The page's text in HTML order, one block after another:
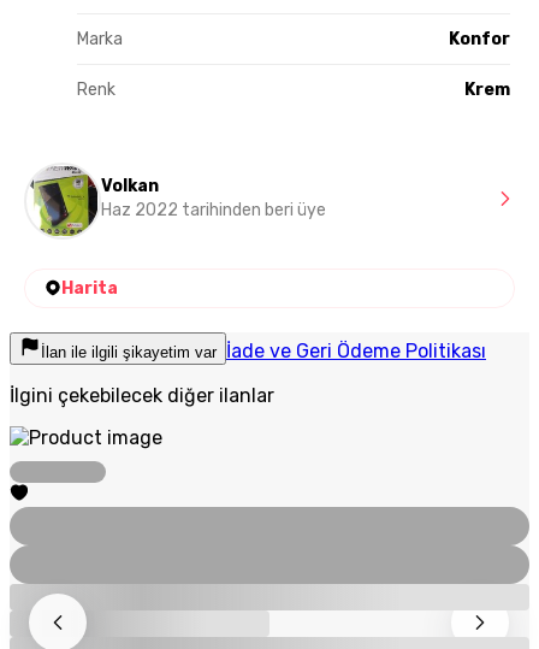
Marka Konfor
Renk Krem
Volkan
Haz 2022 tarihinden beri üye
Harita
İlan ile ilgili şikayetim var İade ve Geri Ödeme Politikası
İlgini çekebilecek diğer ilanlar